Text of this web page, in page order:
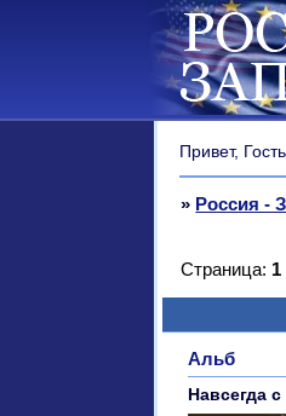
Привет,
» Россия -
Страница: 1
Альб
Навсегда